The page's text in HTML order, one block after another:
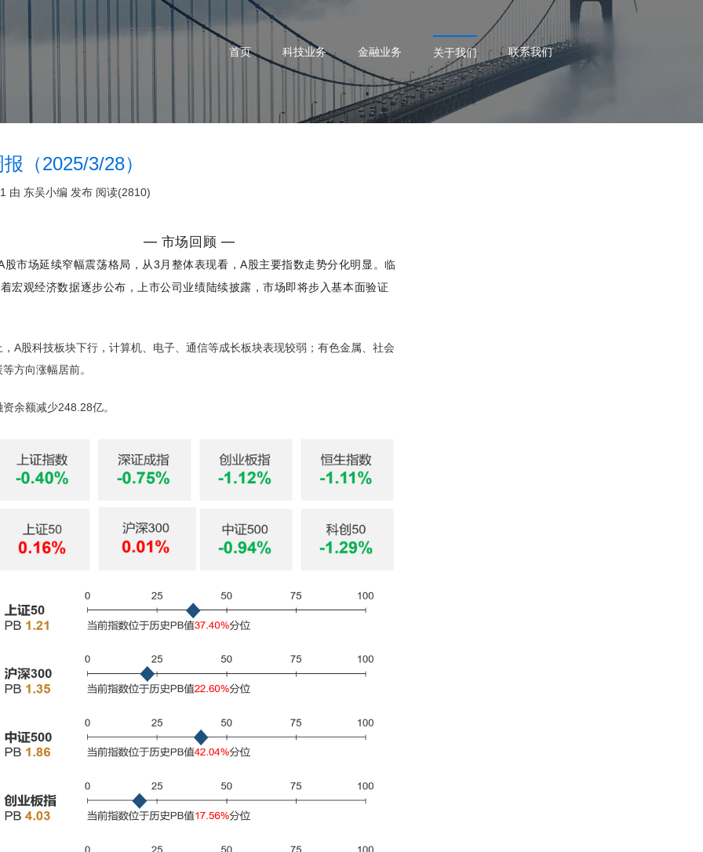
首页 科技业务 金融业务 关于我们 联系我们
（2025/3/28）
由 东吴小编 发布 阅读(2810)
— 市场回顾 —
股市场延续窄幅震荡格局，从3月整体表现看，A股主要指数走势分化明显。临
宏观经济数据逐步公布，上市公司业绩陆续披露，市场即将步入基本面验证
，A股科技板块下行，计算机、电子、通信等成长板块表现较弱；有色金属、社会
方向涨幅居前。
余额减少248.28亿。